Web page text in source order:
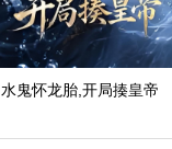
水鬼怀龙胎,开局揍皇帝